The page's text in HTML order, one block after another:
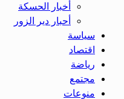
أخبار الحسكة
أحبار دير الزور
سياسة
اقتصاد
رياضة
مجتمع
منوعات